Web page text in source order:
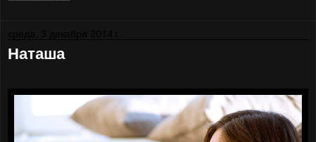
Наташа